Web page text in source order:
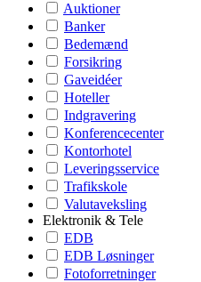
Auktioner
Banker
Bedemænd
Forsikring
Gaveidéer
Hoteller
Indgravering
Konferencecenter
Kontorhotel
Leveringsservice
Trafikskole
Valutaveksling
Elektronik & Tele
EDB
EDB Løsninger
Fotoforretninger